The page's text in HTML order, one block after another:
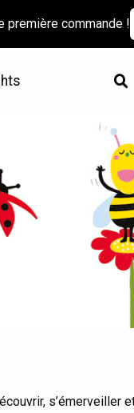
s’émerveiller
première commande !